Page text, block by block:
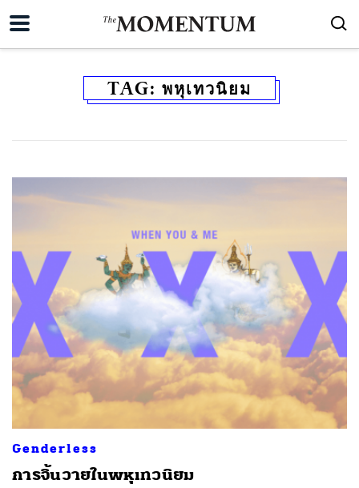
TAG: พหุเทวนิยม
Genderless
การจิ้นวายในพหุเทวนิยม
ค้นหา
SHARE TWEET EMAIL